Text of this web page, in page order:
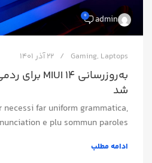
admin
0
Gaming, Laptops 22 آذر 1401
شد
necessi far uniform grammatica,
e plu sommun paroles…
ادامه مطلب